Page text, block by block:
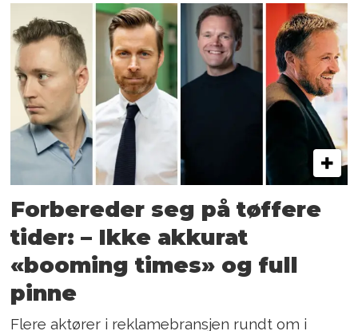
Forbereder seg på tøffere
tider: – Ikke akkurat
«booming times» og full
pinne
Flere aktører i reklamebransjen rundt om i